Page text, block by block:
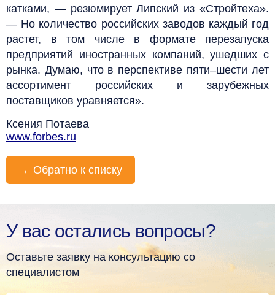
катками, — резюмирует Липский из «Стройтеха».
— Но количество российских заводов каждый год
растет, в том числе в формате перезапуска
предприятий иностранных компаний, ушедших с
рынка. Думаю, что в перспективе пяти–шести лет
ассортимент российских и зарубежных
поставщиков уравняется».
Ксения Потаева
www.forbes.ru
← Обратно к списку
У вас остались вопросы?
Оставьте заявку на консультацию со
специалистом